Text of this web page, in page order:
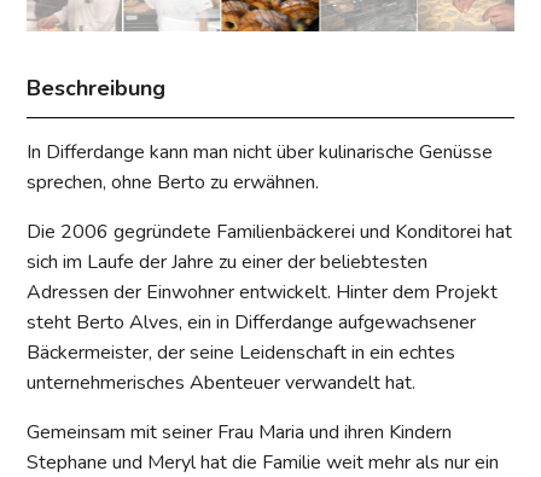
Beschreibung
In Differdange kann man nicht über kulinarische Genüsse
sprechen, ohne Berto zu erwähnen.
Die 2006 gegründete Familienbäckerei und Konditorei hat
sich im Laufe der Jahre zu einer der beliebtesten
Adressen der Einwohner entwickelt. Hinter dem Projekt
steht Berto Alves, ein in Differdange aufgewachsener
Bäckermeister, der seine Leidenschaft in ein echtes
unternehmerisches Abenteuer verwandelt hat.
Gemeinsam mit seiner Frau Maria und ihren Kindern
Stephane und Meryl hat die Familie weit mehr als nur ein